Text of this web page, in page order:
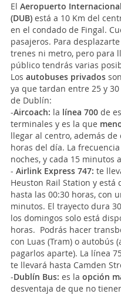
El Aeropuerto
(DUB) está a 10 Km del
en el condado de Fingal.
pasajeros. Para
trenes ni metro, pero para
público tendrás varias
Los autobuses privados
ya que tardan entre 25 y
de Dublín:
-Aircoach: la línea 700 de
terminales y es la que
llegar al centro, además
horas del día. La
noches, y cada 15 minutos
- Airlink Express 747: te
Heuston Rail Station y
hasta las 00:30 horas, con
minutos. El trayecto dura
los domingos solo está
horas. Podrás hacer
con Luas (Tram) o autobús
pagarlos aparte). La línea
te llevará hasta Camden
-Dublín Bus: es la opción
desventaja de que no